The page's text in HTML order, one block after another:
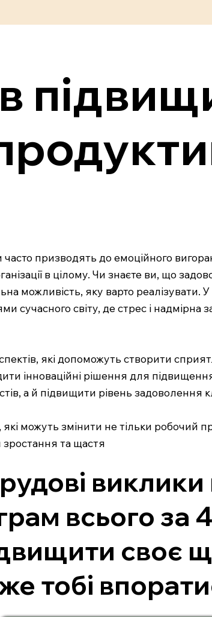
призводять до емоційного
в цілому. Чи знаєте ви, що
можливість, яку варто реалізувати.
сучасного світу, де стрес і
які допоможуть створити
інноваційні рішення для
а й підвищити рівень задоволення
які можуть змінити не тільки
та щастя
всього за
своє
тобі